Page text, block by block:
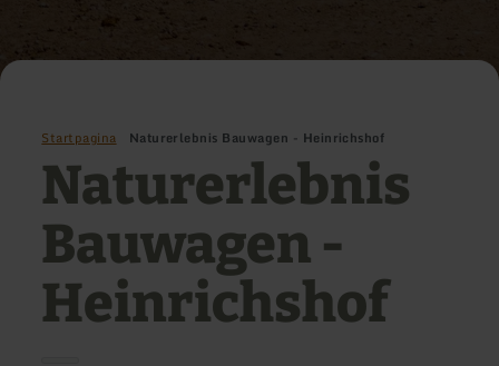
Startpagina Naturerlebnis Bauwagen - Heinrichshof
Naturerlebnis
Bauwagen -
Heinrichshof